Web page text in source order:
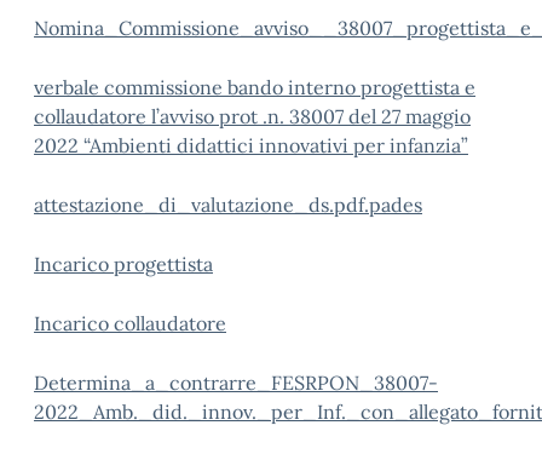
verbale commissione bando interno progettista e
collaudatore l’avviso prot .n. 38007 del 27 maggio
2022 “Ambienti didattici innovativi per infanzia”
attestazione_di_valutazione_ds.pdf.pades
Incarico progettista
Incarico collaudatore
Determina_a_contrarre_FESRPON_38007-